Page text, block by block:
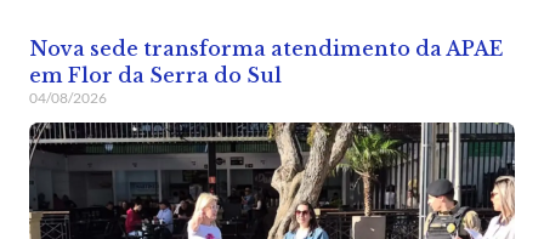
Nova sede transforma atendimento da APAE
em Flor da Serra do Sul
04/08/2026